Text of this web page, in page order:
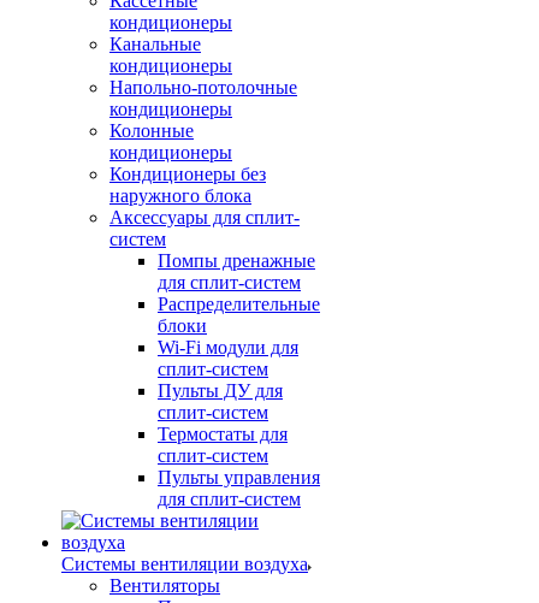
кондиционеры
Канальные
кондиционеры
Напольно-потолочные
кондиционеры
Колонные
кондиционеры
Кондиционеры без
наружного блока
Аксессуары для сплит-
систем
Помпы дренажные
для сплит-систем
Распределительные
блоки
Wi-Fi модули для
сплит-систем
Пульты ДУ для
сплит-систем
Термостаты для
сплит-систем
Пульты управления
для сплит-систем
Системы вентиляции воздуха
Вентиляторы